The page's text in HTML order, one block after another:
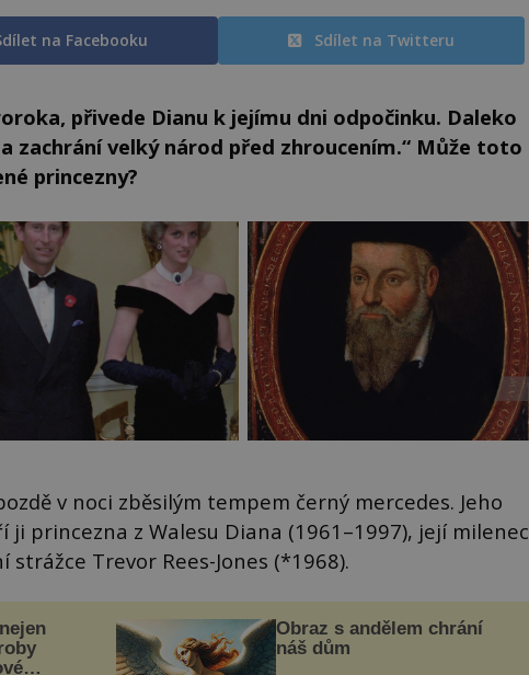
na Facebooku Sdílet na Twitteru
přivede Dianu k jejímu dni odpočinku. Daleko
zachrání velký národ před zhroucením.“ Může toto
princezny?
v noci zběsilým tempem černý mercedes. Jeho
ji princezna z Walesu Diana (1961–1997), její milenec
strážce Trevor Rees-Jones (*1968).
Obraz s andělem chrání
náš dům